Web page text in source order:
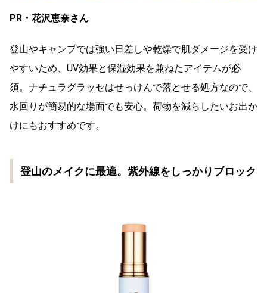
PR・花沢恵奈さん
登山やキャンプでは強い日差しや乾燥で肌ダメージを受け
やすいため、UV効果と保湿効果を兼ねたアイテムが必
須。ナチュラグラッセはせっけんで落とせる処方なので、
水回りが簡易的な場面でも安心。荷物を減らしたいお出か
けにもおすすめです。
登山のメイクに最適。紫外線をしっかりブロック